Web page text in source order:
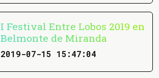
I Festival Entre Lobos 2019 en
Belmonte de Miranda
2019-07-15 15:47:04